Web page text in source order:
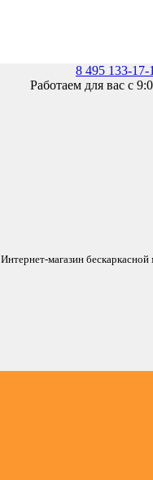
8 495 133-17-
Работаем для вас с
Интернет-магазин